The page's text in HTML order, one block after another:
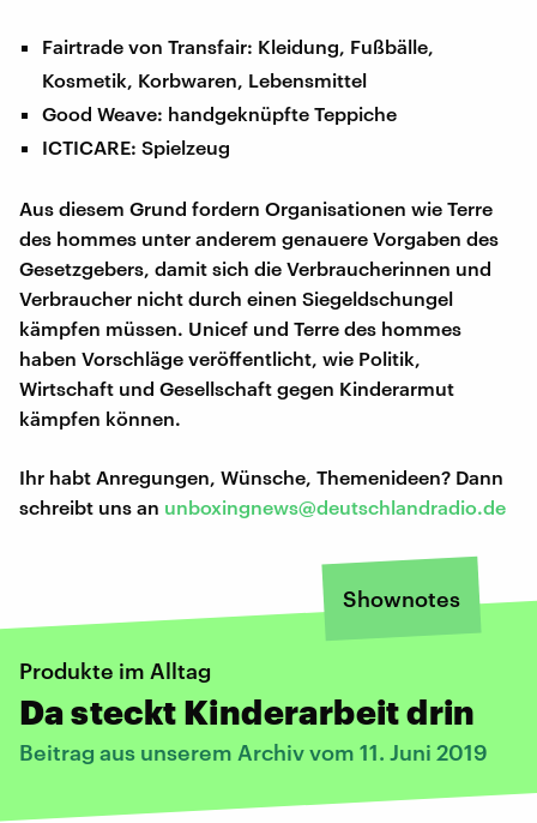
Fairtrade von Transfair: Kleidung, Fußbälle,
Kosmetik, Korbwaren, Lebensmittel
Good Weave: handgeknüpfte Teppiche
ICTICARE: Spielzeug
Aus diesem Grund fordern Organisationen wie Terre
des hommes unter anderem genauere Vorgaben des
Gesetzgebers, damit sich die Verbraucherinnen und
Verbraucher nicht durch einen Siegeldschungel
kämpfen müssen. Unicef und Terre des hommes
haben Vorschläge veröffentlicht, wie Politik,
Wirtschaft und Gesellschaft gegen Kinderarmut
kämpfen können.
Ihr habt Anregungen, Wünsche, Themenideen? Dann
schreibt uns an unboxingnews@deutschlandradio.de
Shownotes
Produkte im Alltag
Da steckt Kinderarbeit drin
Beitrag aus unserem Archiv vom 11. Juni 2019